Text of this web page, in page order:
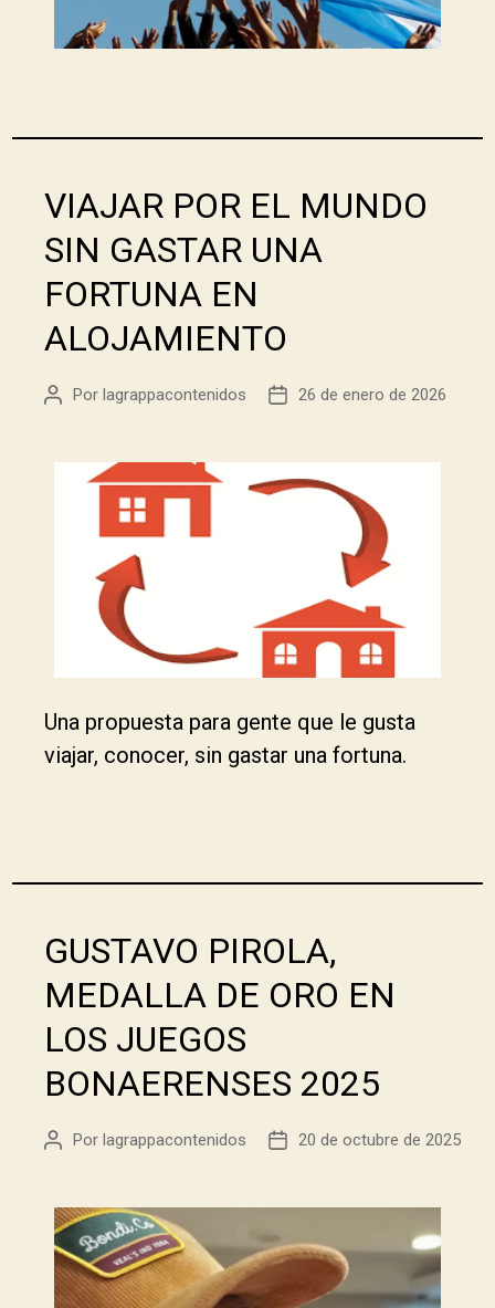
VIAJAR POR EL MUNDO
SIN GASTAR UNA
FORTUNA EN
ALOJAMIENTO
Por lagrappacontenidos 26 de enero de 2026
Una propuesta para gente que le gusta
viajar, conocer, sin gastar una fortuna.
GUSTAVO PIROLA,
MEDALLA DE ORO EN
LOS JUEGOS
BONAERENSES 2025
Por lagrappacontenidos 20 de octubre de 2025